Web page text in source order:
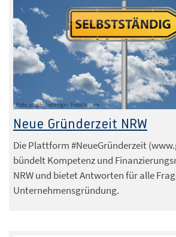
Foto: jd-photodesign - Fotolia.com
Neue Gründerzeit NRW
Die Plattform #NeueGründerzeit
bündelt Kompetenz und
NRW und bietet Antworten für alle
Unternehmensgründung.